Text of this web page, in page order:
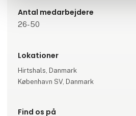
Antal medarbejdere
26-50
Lokationer
Hirtshals, Danmark
København SV, Danmark
Find os på